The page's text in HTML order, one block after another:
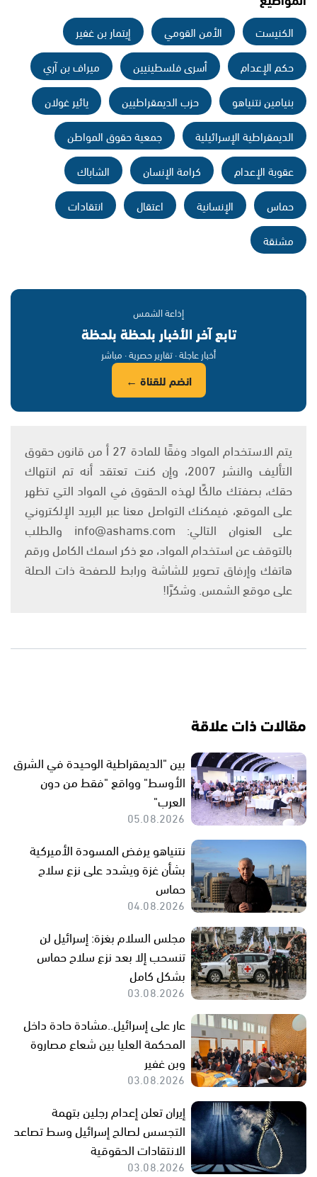
الكنيست الأمن القومي
إيتمار بن غفير
حكم الإعدام
أسرى فلسطينيين
ميراف بن آري
بنيامين نتنياهو
حزب الديمقراطيين
يائير غولان
الديمقراطية الإسرائيلية
جمعية حقوق المواطن
عقوبة الإعدام
كرامة الإنسان
الشاباك
حماس
الإنسانية اعتقال
انتقادات
مشنقة
إذاعة الشمس
تابع آخر الأخبار بلحظة بلحظة
أخبار عاجلة · تقارير حصرية · مباشر
انضم للقناة ←
يتم الاستخدام المواد وفقًا للمادة 27 أ من قانون حقوق
التأليف والنشر 2007، وإن كنت تعتقد أنه تم انتهاك
حقك، بصفتك مالكًا لهذه الحقوق في المواد التي تظهر
على الموقع، فيمكنك التواصل معنا عبر البريد الإلكتروني
على العنوان التالي: info@ashams.com والطلب
بالتوقف عن استخدام المواد، مع ذكر اسمك الكامل ورقم
هاتفك وإرفاق تصوير للشاشة ورابط للصفحة ذات الصلة
على موقع الشمس. وشكرًا!
مقالات ذات علاقة
بين "الديمقراطية الوحيدة في الشرق
الأوسط" وواقع "فقط من دون
العرب"
05.08.2026
نتنياهو يرفض المسودة الأميركية
بشأن غزة ويشدد على نزع سلاح
حماس
04.08.2026
مجلس السلام بغزة: إسرائيل لن
تنسحب إلا بعد نزع سلاح حماس
بشكل كامل
03.08.2026
عار على إسرائيل..مشادة حادة داخل
المحكمة العليا بين شعاع مصاروة
وبن غفير
03.08.2026
إيران تعلن إعدام رجلين بتهمة
التجسس لصالح إسرائيل وسط تصاعد
الانتقادات الحقوقية
03.08.2026